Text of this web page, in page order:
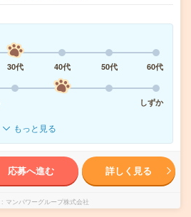
30代 40代 50代
60代
しずか
もっと見る
応募へ進む 詳しく見る
マンパワーグループ株式会社